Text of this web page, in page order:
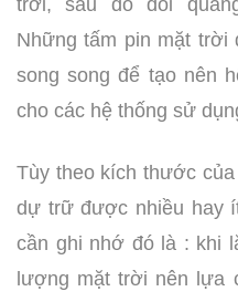
trời, sau đó đổi
Những tấm pin mặt trời
song song để tạo nên
cho các hệ thống sử
Tùy theo kích thước
dự trữ được nhiều hay
cần ghi nhớ đó là : khi
lượng mặt trời nên lựa